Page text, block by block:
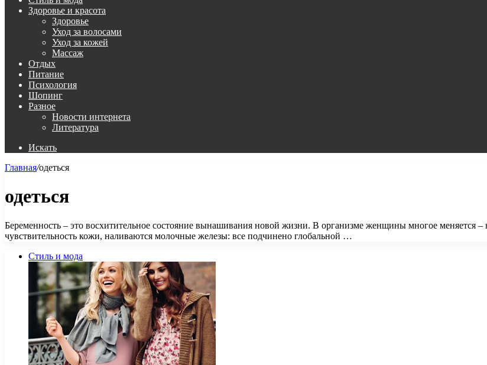
Здоровье и красота
Здоровье
Уход за волосами
Уход за кожей
Массаж
Отдых
Питание
Психология
Шопинг
Разное
Новости интернета
Литература
Искать
Главная/одеться
одеться
Беременность – это восхитительное состояние вынашивания новой жизни. В организме женщины многое меняется
чувствительность кожи, наливаются молочные железы: все подчинено глобальной …
Стиль и мода